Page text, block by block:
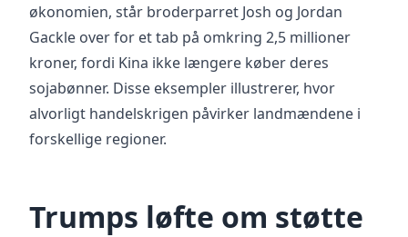
økonomien, står broderparret Josh og Jordan
Gackle over for et tab på omkring 2,5 millioner
kroner, fordi Kina ikke længere køber deres
sojabønner. Disse eksempler illustrerer, hvor
alvorligt handelskrigen påvirker landmændene i
forskellige regioner.
Trumps løfte om støtte